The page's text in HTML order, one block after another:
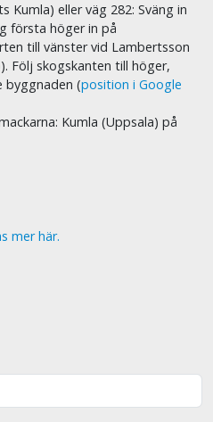
Kumla) eller väg 282: Sväng in
första höger in på
till vänster vid Lambertsson
Följ skogskanten till höger,
byggnaden (position i Google
Kumla (Uppsala) på
mer här.